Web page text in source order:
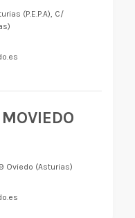
(P.E.P.A), C/
Oviedo (Asturias)